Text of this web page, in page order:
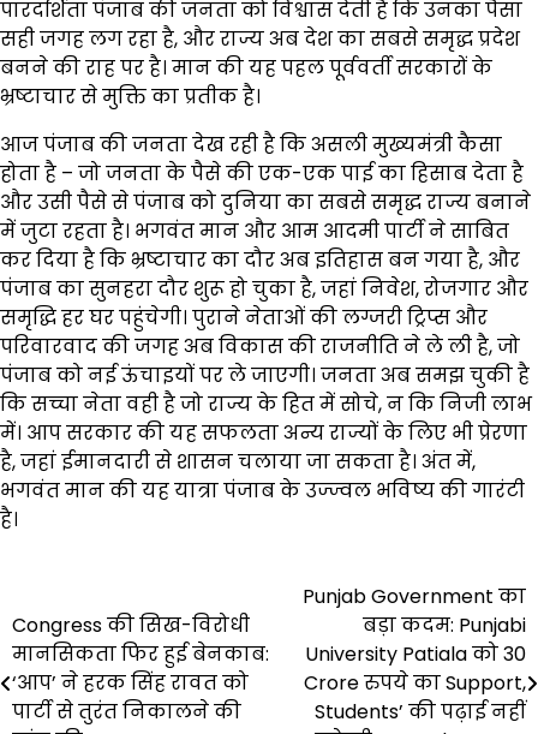
पारदर्शिता पंजाब की जनता को विश्वास देती है कि उनका पैसा
सही जगह लग रहा है, और राज्य अब देश का सबसे समृद्ध प्रदेश
बनने की राह पर है। मान की यह पहल पूर्ववर्ती सरकारों के
भ्रष्टाचार से मुक्ति का प्रतीक है।
आज पंजाब की जनता देख रही है कि असली मुख्यमंत्री कैसा
होता है – जो जनता के पैसे की एक-एक पाई का हिसाब देता है
और उसी पैसे से पंजाब को दुनिया का सबसे समृद्ध राज्य बनाने
में जुटा रहता है। भगवंत मान और आम आदमी पार्टी ने साबित
कर दिया है कि भ्रष्टाचार का दौर अब इतिहास बन गया है, और
पंजाब का सुनहरा दौर शुरू हो चुका है, जहां निवेश, रोजगार और
समृद्धि हर घर पहुंचेगी। पुराने नेताओं की लग्जरी ट्रिप्स और
परिवारवाद की जगह अब विकास की राजनीति ने ले ली है, जो
पंजाब को नई ऊंचाइयों पर ले जाएगी। जनता अब समझ चुकी है
कि सच्चा नेता वही है जो राज्य के हित में सोचे, न कि निजी लाभ
में। आप सरकार की यह सफलता अन्य राज्यों के लिए भी प्रेरणा
है, जहां ईमानदारी से शासन चलाया जा सकता है। अंत में,
भगवंत मान की यह यात्रा पंजाब के उज्ज्वल भविष्य की गारंटी
है।
navigation
Congress की सिख-विरोधी
मानसिकता फिर हुई बेनकाब:
‘आप’ ने हरक सिंह रावत को
पार्टी से तुरंत निकालने की
Punjab Government का
बड़ा कदम: Punjabi
University Patiala को 30
Crore रुपये का Support,
Students’ की पढ़ाई नहीं